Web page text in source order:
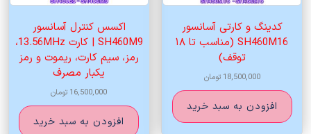
کدینگ و کارتی آسانسور
SH460M16 (مناسب تا ۱۸
توقف)
18,500,000 تومان
افزودن به سبد خرید
اکسس کنترل آسانسور
SH460M9 | کارت 13.56MHz،
رمز، سیم کارت، ریموت و رمز
یکبار مصرف
16,500,000 تومان
افزودن به سبد خرید